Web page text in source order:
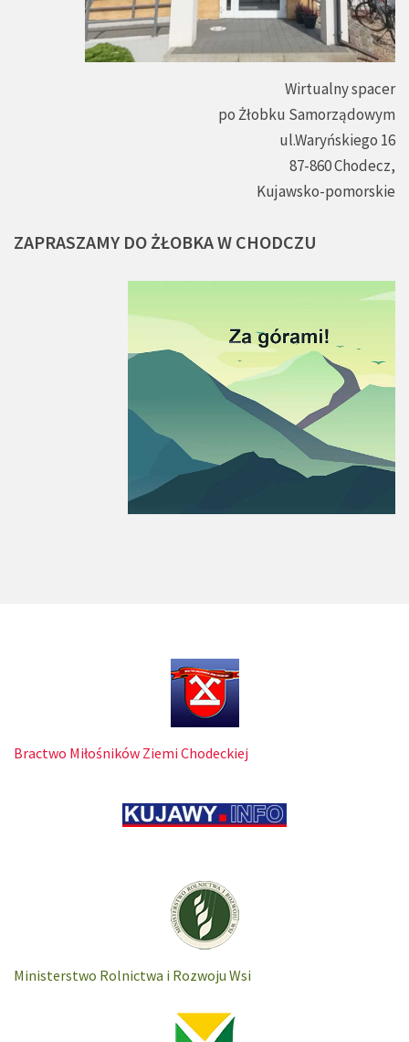
Wirtualny spacer
po Żłobku Samorządowym
ul.Waryńskiego 16
87-860 Chodecz,
Kujawsko-pomorskie
ZAPRASZAMY DOŻŁOBKAW CHODCZU
Bractwo Miłośników Ziemi Chodeckiej
Ministerstwo Rolnictwa i Rozwoju Wsi